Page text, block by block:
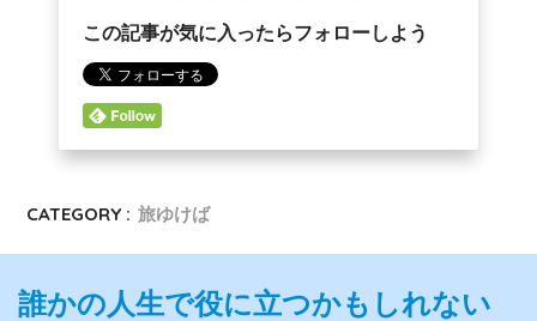
この記事が気に入ったらフォローしよう
CATEGORY : 旅ゆけば
誰かの人生で役に立つかもしれない